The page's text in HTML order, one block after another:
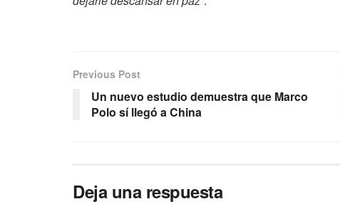
Previous Post
Un nuevo estudio demuestra que Marco
Polo sí llegó a China
Deja una respuesta